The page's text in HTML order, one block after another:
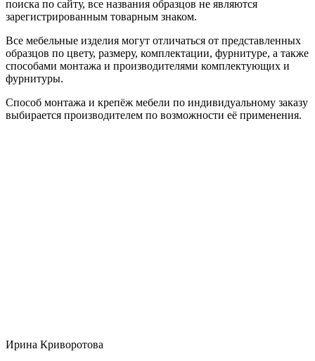
поиска по сайту, все названия образцов не являются
зарегистрированным товарным знаком.
Все мебельные изделия могут отличаться от представленных
образцов по цвету, размеру, комплектации, фурнитуре, а также
способами монтажа и производителями комплектующих и
фурнитуры.
Способ монтажа и крепёж мебели по индивидуальному заказу
выбирается производителем по возможности её применения.
Ирина Криворотова